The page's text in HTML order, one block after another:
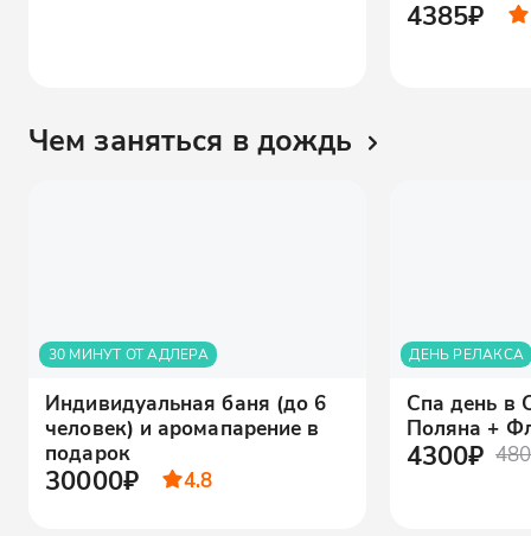
4385₽
Чем заняться в дождь
30 МИНУТ ОТ АДЛЕРА
Индивидуальная баня (до 6
человек) и аромапарение в
подарок
30000₽ 4.8
ДЕНЬ РЕЛАКСА
Спа день в
Поляна +
4300₽